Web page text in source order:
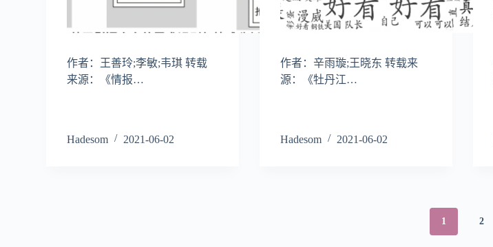
作者：王善玲;李敏;韦琪 转载
来源：《情报…
Hadesom 2021-06-02
作者：辛雨璇;王晓东 转载来
源：《牡丹江…
Hadesom 2021-06-02
1 2